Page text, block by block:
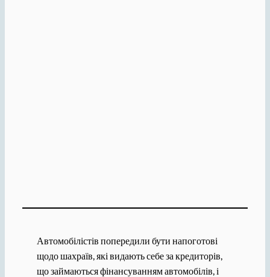
Автомобілістів попередили бути напоготові
щодо шахраїв, які видають себе за кредиторів,
що займаються фінансуванням автомобілів, і